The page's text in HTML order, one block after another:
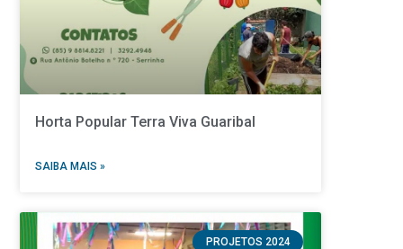
Horta Popular Terra Viva Guaribal
SAIBA MAIS »
PROJETOS 2024